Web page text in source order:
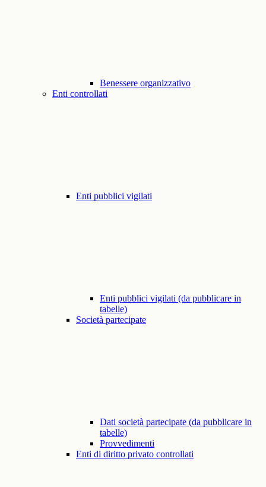
Benessere organizzativo
Enti controllati
Enti pubblici vigilati
Enti pubblici vigilati (da pubblicare in
tabelle)
Società partecipate
Dati società partecipate (da pubblicare in
tabelle)
Provvedimenti
Enti di diritto privato controllati